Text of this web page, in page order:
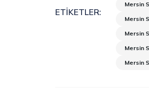
ETIKETLER:
Mersin
Mersin
Mersin
Mersin
Mersin